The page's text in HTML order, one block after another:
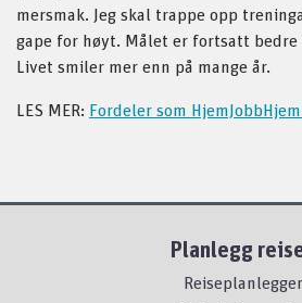
mersmak. Jeg skal trappe opp
gape for høyt. Målet er fortsatt bedre
Livet smiler mer enn på mange år.
LES MER: Fordeler som
Planlegg
Reiseplanlegger